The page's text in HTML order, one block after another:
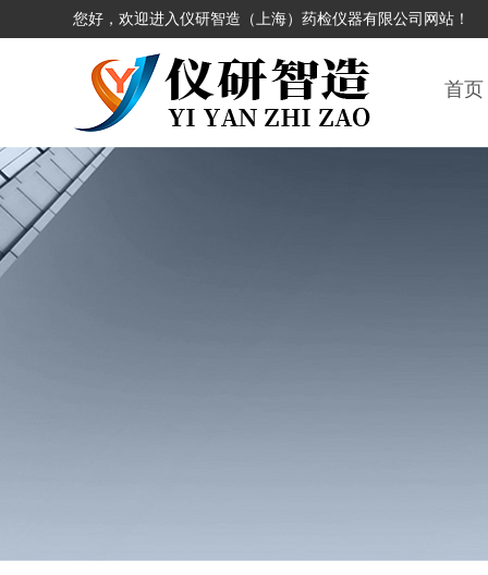
您好，欢迎进入仪研智造（上海）药检仪器有限公司网站！
首页